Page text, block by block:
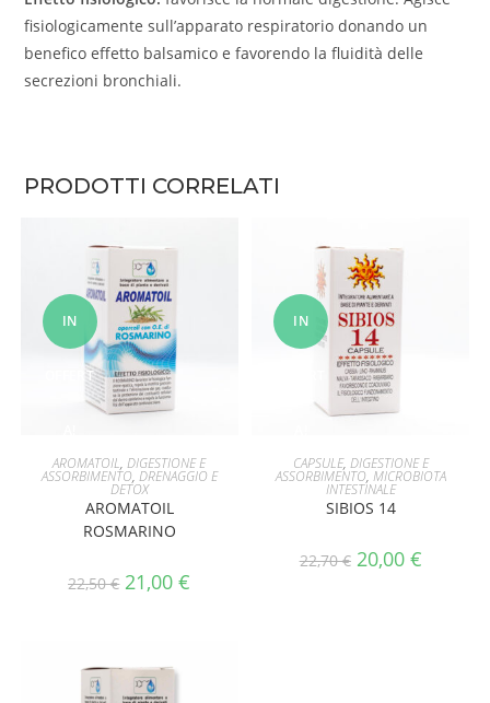
fisiologicamente sull’apparato respiratorio donando un
benefico effetto balsamico e favorendo la fluidità delle
secrezioni bronchiali.
PRODOTTI CORRELATI
IN
OFFERT
AGGIUNGI AL CARRELLO
AROMATOIL,DIGESTIONE E
ASSORBIMENTO, DRENAGGIO E
DETOX
AROMATOIL
ROSMARINO
22,50€ 21,00€
IN
AGGIUNGI AL CARRELLO
CAPSULE, DIGESTIONE E
ASSORBIMENTO, MICROBIOTA
INTESTINALE
SIBIOS 14
22,70€ 20,00 €